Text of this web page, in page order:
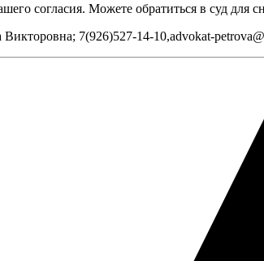
согласия. Можете обратиться в суд для
7(926)527-14-10,advokat-